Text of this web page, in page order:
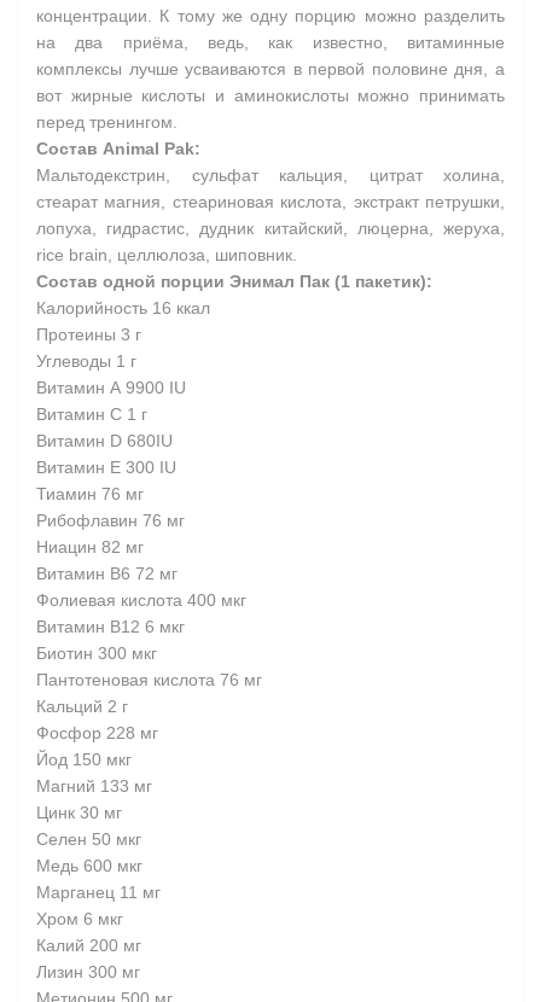
концентрации. К тому же одну порцию можно разделить
на два приёма, ведь, как известно, витаминные
комплексы лучше усваиваются в первой половине дня, а
вот жирные кислоты и аминокислоты можно принимать
перед тренингом.
Состав Animal Pak:
Мальтодекстрин, сульфат кальция, цитрат холина,
стеарат магния, стеариновая кислота, экстракт петрушки,
лопуха, гидрастис, дудник китайский, люцерна, жеруха,
rice brain, целлюлоза, шиповник.
Состав одной порции Энимал Пак (1 пакетик):
Калорийность 16 ккал
Протеины 3 г
Углеводы 1 г
Витамин А 9900 IU
Витамин С 1 г
Витамин D 680IU
Витамин Е 300 IU
Тиамин 76 мг
Рибофлавин 76 мг
Ниацин 82 мг
Витамин В6 72 мг
Фолиевая кислота 400 мкг
Витамин В12 6 мкг
Биотин 300 мкг
Пантотеновая кислота 76 мг
Кальций 2 г
Фосфор 228 мг
Йод 150 мкг
Магний 133 мг
Цинк 30 мг
Селен 50 мкг
Медь 600 мкг
Марганец 11 мг
Хром 6 мкг
Калий 200 мг
Лизин 300 мг